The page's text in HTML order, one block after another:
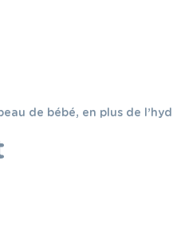
de bébé, en plus de